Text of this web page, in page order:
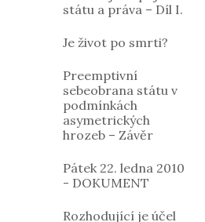
státu a práva – Díl I.
Je život po smrti?
Preemptivní
sebeobrana státu v
podmínkách
asymetrických
hrozeb – Závěr
Pátek 22. ledna 2010
- DOKUMENT
Rozhodující je účel